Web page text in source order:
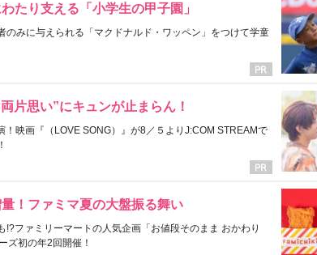
たり支える「小学生の甲子園」
のみに与えられる「マクドナルド・ワッペン」をつけて学童
片思い”にキュンが止まらん！
！映画『（LOVE SONG）』が8／５よりJ:COM STREAMで
！ファミマ夏の大盤振る舞い
!?ファミリーマートの人気企画「お値段そのまま おかわり
ズ初の年2回開催！